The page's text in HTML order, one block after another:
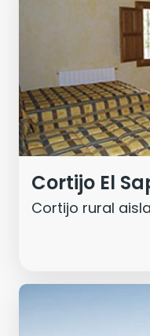
Cortijo El
Cortijo rural